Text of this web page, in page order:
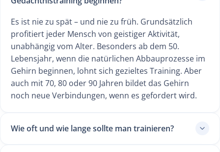
Es ist nie zu spät – und nie zu früh. Grundsätzlich
profitiert jeder Mensch von geistiger Aktivität,
unabhängig vom Alter. Besonders ab dem 50.
Lebensjahr, wenn die natürlichen Abbauprozesse im
Gehirn beginnen, lohnt sich gezieltes Training. Aber
auch mit 70, 80 oder 90 Jahren bildet das Gehirn
noch neue Verbindungen, wenn es gefordert wird.
Wie oft und wie lange sollte man trainieren?